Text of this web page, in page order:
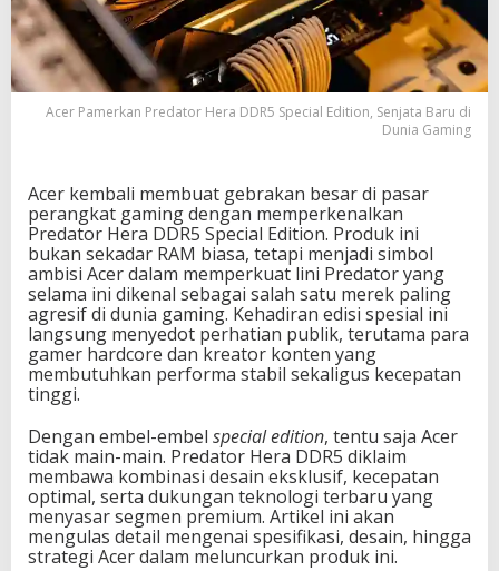
e
r
a
D
D
R
e
c
i
a
l
E
d
i
t
i
,
S
e
n
j
a
t
Acer Pamerkan Predator Hera DDR5 Special Edition, Senjata Baru di
Dunia Gaming
Acer kembali membuat gebrakan besar di pasar
perangkat gaming dengan memperkenalkan
Predator Hera DDR5 Special Edition. Produk ini
bukan sekadar RAM biasa, tetapi menjadi simbol
ambisi Acer dalam memperkuat lini Predator yang
selama ini dikenal sebagai salah satu merek paling
agresif di dunia gaming. Kehadiran edisi spesial ini
langsung menyedot perhatian publik, terutama para
gamer hardcore dan kreator konten yang
membutuhkan performa stabil sekaligus kecepatan
tinggi.
Dengan embel-embel special edition, tentu saja Acer
tidak main-main. Predator Hera DDR5 diklaim
membawa kombinasi desain eksklusif, kecepatan
optimal, serta dukungan teknologi terbaru yang
menyasar segmen premium. Artikel ini akan
mengulas detail mengenai spesifikasi, desain, hingga
strategi Acer dalam meluncurkan produk ini.